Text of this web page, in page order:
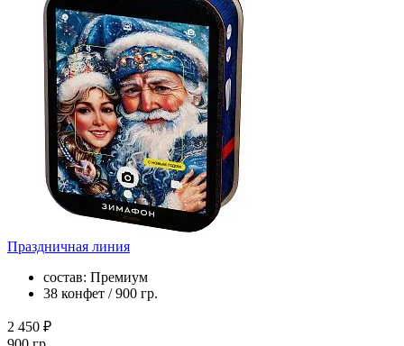
Праздничная линия
состав: Премиум
38 конфет / 900 гр.
2 450 ₽